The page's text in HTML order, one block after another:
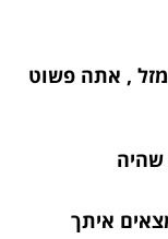
, אתה פשוט
שהיה
איתך